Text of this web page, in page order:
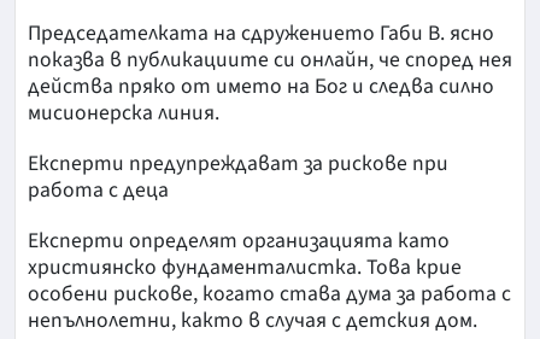
Председателката на сдружението Габи В. ясно
показва в публикациите си онлайн, че според нея
действа пряко от името на Бог и следва силно
мисионерска линия.
Експерти предупреждават за рискове при
работа с деца
Експерти определят организацията като
християнско фундаменталистка. Това крие
особени рискове, когато става дума за работа с
непълнолетни, както в случая с детския дом.